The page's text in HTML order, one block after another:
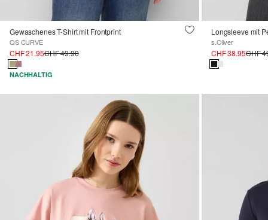
Gewaschenes T-Shirt mit Frontprint
QS CURVE
CHF 21.95CHF 49.90
NACHHALTIG
Longsleeve mit
s.Oliver
CHF 38.95CHF